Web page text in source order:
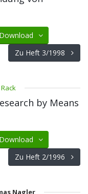
Download
Zu Heft 3/1998
by Means
Download
Zu Heft 2/1996
Nagler